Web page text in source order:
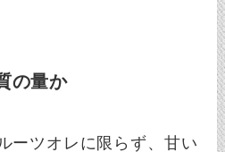
の量か
ーツオレに限らず、甘い